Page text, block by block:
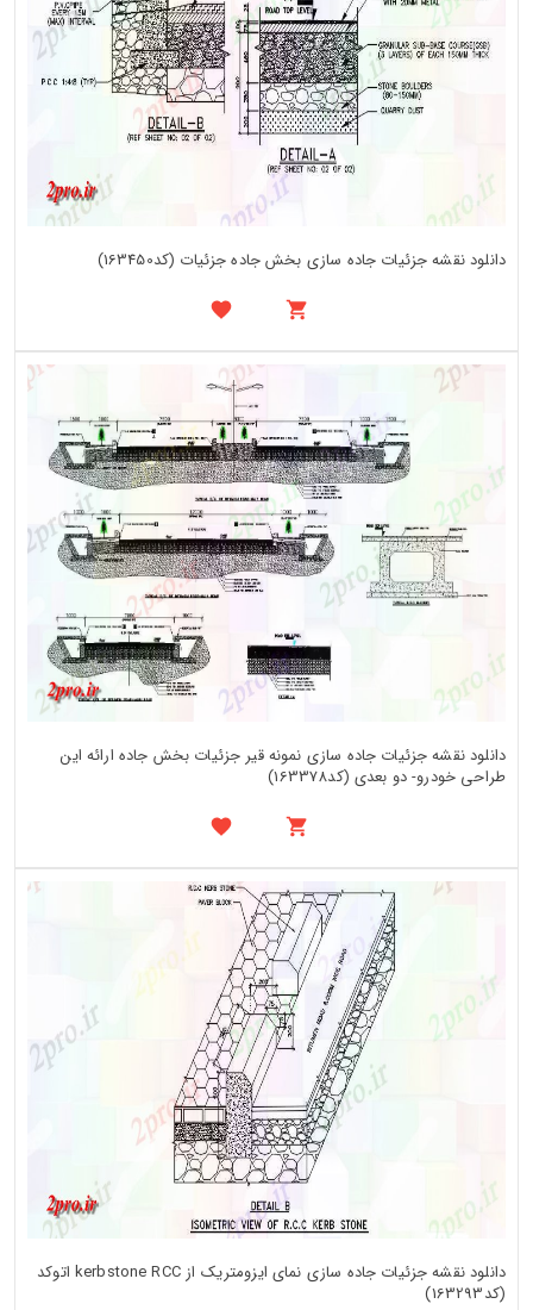
دانلود نقشه جزئیات جاده سازی بخش جاده جزئیات (کد163450)
دانلود نقشه جزئیات جاده سازی نمونه قیر جزئیات بخش جاده ارائه این
طراحی خودرو- دو بعدی (کد163378)
دانلود نقشه جزئیات جاده سازی نمای ایزومتریک از kerbstone RCC اتوکد
(کد163293)